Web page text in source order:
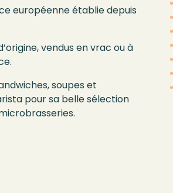
européenne établie depuis
vendus en vrac ou à
soupes et
pour sa belle sélection